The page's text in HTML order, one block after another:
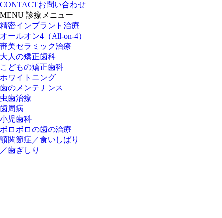
CONTACTお問い合わせ
MENU 診療メニュー
精密インプラント治療
オールオン4（All-on-4）
審美セラミック治療
大人の矯正歯科
こどもの矯正歯科
ホワイトニング
歯のメンテナンス
虫歯治療
歯周病
小児歯科
ボロボロの歯の治療
顎関節症／食いしばり
／歯ぎしり